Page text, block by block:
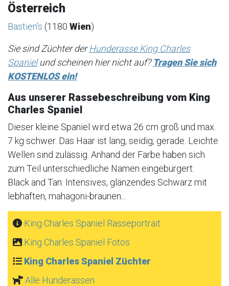
Österreich
Bastien's (1180 Wien)
Sie sind Züchter derHunderasse King Charles
Spanielund scheinen hier nicht auf? Tragen Sie sich
KOSTENLOS ein!
Aus unserer Rassebeschreibung vom King
Charles Spaniel
Dieser kleine Spaniel wird etwa 26 cm groß und max.
7 kg schwer. Das Haar ist lang, seidig, gerade. Leichte
Wellen sind zulässig. Anhand der Farbe haben sich
zum Teil unterschiedliche Namen eingebürgert:
Black and Tan: Intensives, glänzendes Schwarz mit
lebhaften, mahagoni-braunen...
King Charles Spaniel Rasseportrait
King Charles Spaniel Fotos
King Charles Spaniel Züchter
Alle Hunderassen